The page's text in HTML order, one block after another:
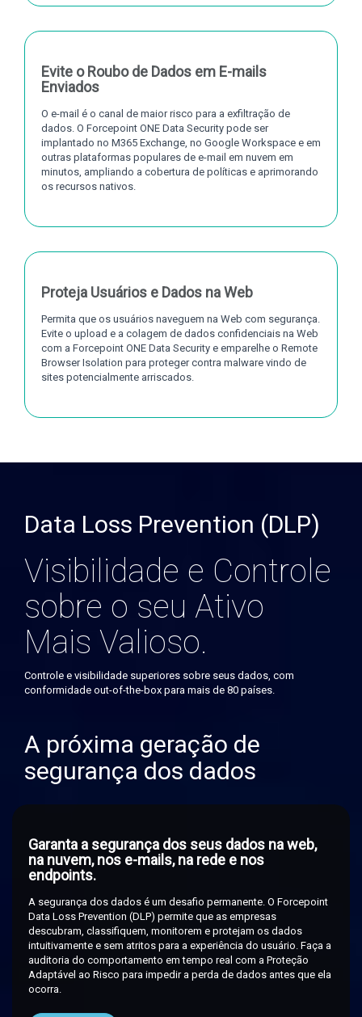
Evite o Roubo de Dados em E-mails
Enviados
O e-mail é o canal de maior risco para a exfiltração de
dados. O Forcepoint ONE Data Security pode ser
implantado no M365 Exchange, no Google Workspace e em
outras plataformas populares de e-mail em nuvem em
minutos, ampliando a cobertura de políticas e aprimorando
os recursos nativos.
Proteja Usuários e Dados na Web
Permita que os usuários naveguem na Web com segurança.
Evite o upload e a colagem de dados confidenciais na Web
com a Forcepoint ONE Data Security e emparelhe o Remote
Browser Isolation para proteger contra malware vindo de
sites potencialmente arriscados.
Data Loss Prevention (DLP)
Visibilidade e Controle
sobre o seu Ativo
Mais Valioso.
Controle e visibilidade superiores sobre seus dados, com
conformidade out-of-the-box para mais de 80 países.
A próxima geração de
segurança dos dados
Garanta a segurança dos seus dados na web,
na nuvem, nos e-mails, na rede e nos
endpoints.
A segurança dos dados é um desafio permanente. O Forcepoint
Data Loss Prevention (DLP) permite que as empresas
descubram, classifiquem, monitorem e protejam os dados
intuitivamente e sem atritos para a experiência do usuário. Faça a
auditoria do comportamento em tempo real com a Proteção
Adaptável ao Risco para impedir a perda de dados antes que ela
ocorra.